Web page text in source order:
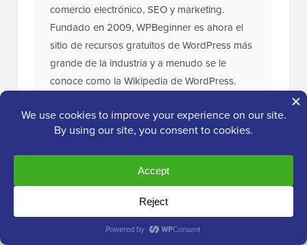
comercio electrónico, SEO y marketing.
Fundado en 2009, WPBeginner es ahora el
sitio de recursos gratuitos de WordPress más
grande de la industria y a menudo se le
conoce como la Wikipedia de WordPress.
El
Kit de herramientas
definitivo para WordPress